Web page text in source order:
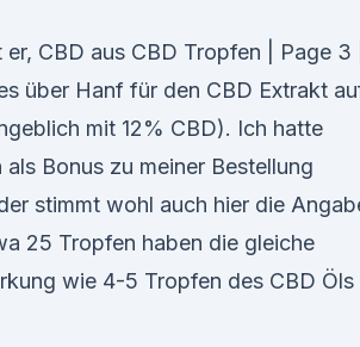
CBD aus CBD Tropfen | Page 3 |
über Hanf für den CBD Extrakt
mit 12% CBD). Ich hatte
als Bonus zu meiner Bestellung
stimmt wohl auch hier die
25 Tropfen haben die gleiche
wie 4-5 Tropfen des CBD Öls